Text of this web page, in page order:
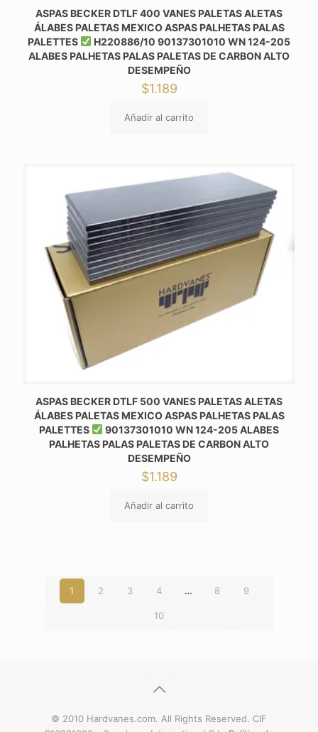
ASPAS BECKER DTLF 400 VANES PALETAS ALETAS
ÁLABES PALETAS MEXICO ASPAS PALHETAS PALAS
PALETTES
H220886/10 90137301010 WN 124-205
ALABES PALHETAS PALAS PALETAS DE CARBON ALTO
DESEMPEÑO
$1.189
Añadir al carrito
ASPAS BECKER DTLF 500 VANES PALETAS ALETAS
ÁLABES PALETAS MEXICO ASPAS PALHETAS PALAS
PALETTES
90137301010 WN 124-205 ALABES
PALHETAS PALAS PALETAS DE CARBON ALTO
DESEMPEÑO
$1.189
Añadir al carrito
1 2 3 4 … 8 9
10
© 2010 Hardvanes.com. All Rights Reserved. CIF